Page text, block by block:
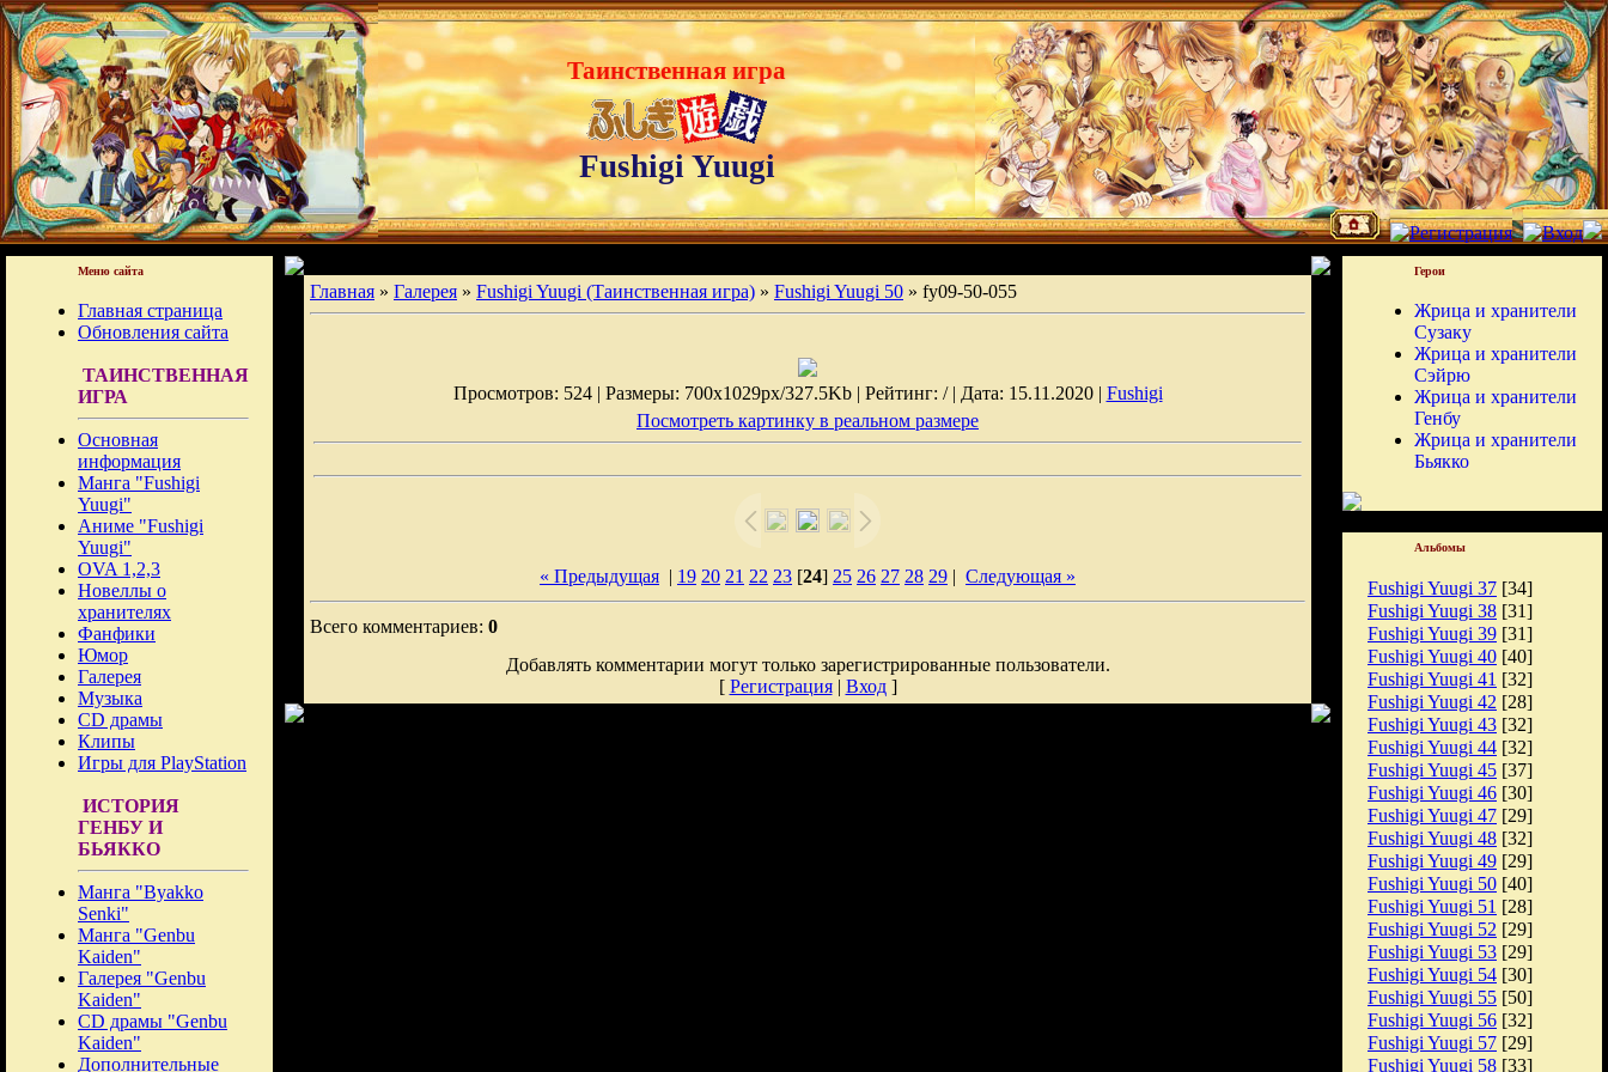
Таинственная игра
Fushigi Yuugi
Меню сайта
Главная страница
Обновления сайта
ТАИНСТВЕННАЯ
ИГРА
Основная
информация
Манга "Fushigi
Yuugi"
Аниме "Fushigi
Yuugi"
OVA 1,2,3
Новеллы о
хранителях
Фанфики
Юмор
Галерея
Музыка
CD драмы
Клипы
Игры для PlayStation
ИСТОРИЯ
ГЕНБУ И
БЬЯККО
Манга "Byakko
Senki"
Манга "Genbu
Kaiden"
Галерея "Genbu
Kaiden"
CD драмы "Genbu
Kaiden"
Дополнительные
Главная » Галерея » Fushigi Yuugi (Таинственная игра) » Fushigi Yuugi 50 » fy09-50-055
Просмотров: 524 | Размеры: 700x1029px/327.5Kb | Рейтинг: / | Дата: 15.11.2020 | Fushigi
Посмотреть картинку в реальном размере
« Предыдущая | 19 20 21 22 23 [24] 25 26 27 28 29 | Следующая »
Всего комментариев: 0
Добавлять комментарии могут только зарегистрированные пользователи.
[ Регистрация| Вход]
Герои
Жрица и хранители
Сузаку
Жрица и хранители
Сэйрю
Жрица и хранители
Генбу
Жрица и хранители
Бьякко
Альбомы
Fushigi Yuugi 37 [34]
Fushigi Yuugi 38 [31]
Fushigi Yuugi 39 [31]
Fushigi Yuugi 40 [40]
Fushigi Yuugi 41 [32]
Fushigi Yuugi 42 [28]
Fushigi Yuugi 43 [32]
Fushigi Yuugi 44 [32]
Fushigi Yuugi 45 [37]
Fushigi Yuugi 46 [30]
Fushigi Yuugi 47 [29]
Fushigi Yuugi 48 [32]
Fushigi Yuugi 49 [29]
Fushigi Yuugi 50 [40]
Fushigi Yuugi 51 [28]
Fushigi Yuugi 52 [29]
Fushigi Yuugi 53 [29]
Fushigi Yuugi 54 [30]
Fushigi Yuugi 55 [50]
Fushigi Yuugi 56 [32]
Fushigi Yuugi 57 [29]
Fushigi Yuugi 58 [33]